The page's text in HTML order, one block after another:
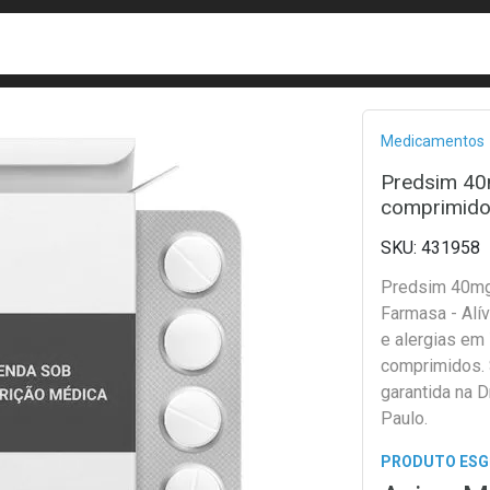
Medicamentos
Predsim
431958
Predsim
Farmasa -
e alergias em
comprimidos.
garantida na
Paulo.
PRODUTO